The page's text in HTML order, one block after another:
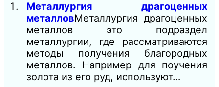
Металлургия драгоценных
металловМеталлургия драгоценных
металлов это подраздел
металлургии, где рассматриваются
методы получения благородных
металлов. Например для поучения
золота из его руд, используют…